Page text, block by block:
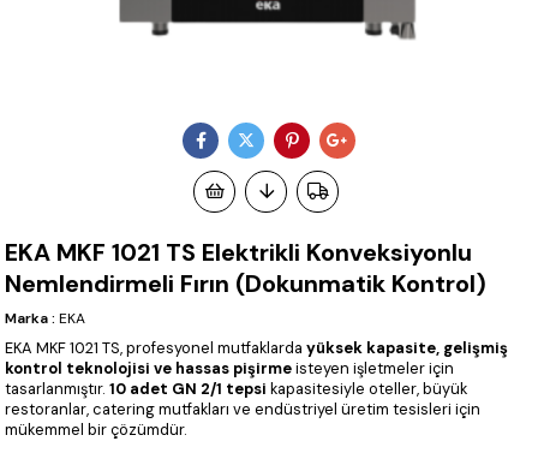
EKA MKF 1021 TS Elektrikli Konveksiyonlu
Nemlendirmeli Fırın (Dokunmatik Kontrol)
Marka : EKA
EKA MKF 1021 TS, profesyonel mutfaklardayüksek kapasite, gelişmiş
kontrol teknolojisi ve hassas pişirmeisteyen işletmeler için
tasarlanmıştır.10 adet GN 2/1 tepsi kapasitesiyle oteller, büyük
restoranlar, catering mutfakları ve endüstriyel üretim tesisleri için
mükemmel bir çözümdür.